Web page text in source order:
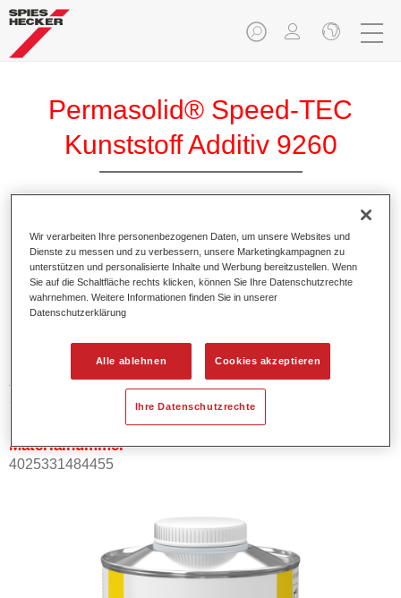
Permasolid® Speed-TEC
Kunststoff Additiv 9260
Produktmerkmale
Produktvariante
Artikelnummer
37192600
Materialnummer
4025331484455
Wir verarbeiten Ihre personenbezogenen Daten, um unsere Websites und
Dienste zu messen und zu verbessern, unsere Marketingkampagnen zu
unterstützen und personalisierte Inhalte und Werbung bereitzustellen. Wenn
Sie auf die Schaltfläche rechts klicken, können Sie Ihre Datenschutzrechte
wahrnehmen. Weitere Informationen finden Sie in unserer
Datenschutzerklärung
Alle ablehnen Cookies akzeptieren
Ihre Datenschutzrechte